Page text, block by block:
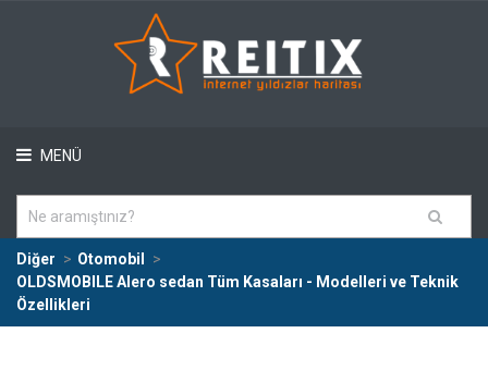
MENÜ
Diğer
Otomobil
OLDSMOBILE Alero sedan Tüm Kasaları - Modelleri ve Teknik
Özellikleri